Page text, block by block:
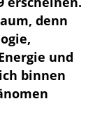
denn
und
binnen